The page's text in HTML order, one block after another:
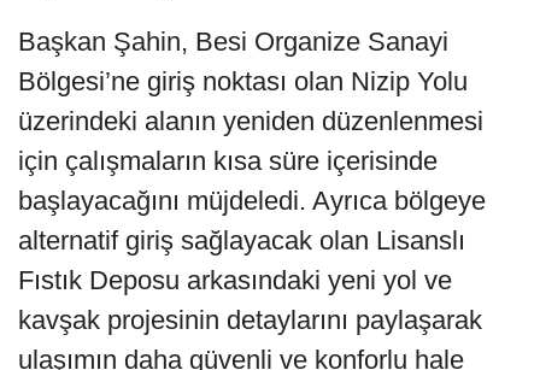
Başkan Şahin, Besi Organize Sanayi
Bölgesi’ne giriş noktası olan Nizip Yolu
üzerindeki alanın yeniden düzenlenmesi
için çalışmaların kısa süre içerisinde
başlayacağını müjdeledi. Ayrıca bölgeye
alternatif giriş sağlayacak olan Lisanslı
Fıstık Deposu arkasındaki yeni yol ve
kavşak projesinin detaylarını paylaşarak
ulaşımın daha güvenli ve konforlu hale